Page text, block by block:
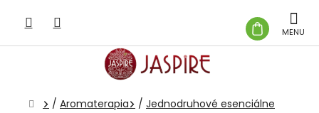
obsah
KOŠÍK
Domov
/ Aromaterapia / Jednodruhové esenciálne